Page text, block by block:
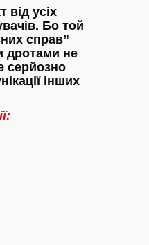
від усіх
Бо той
справ”
дротами не
серйозно
інших